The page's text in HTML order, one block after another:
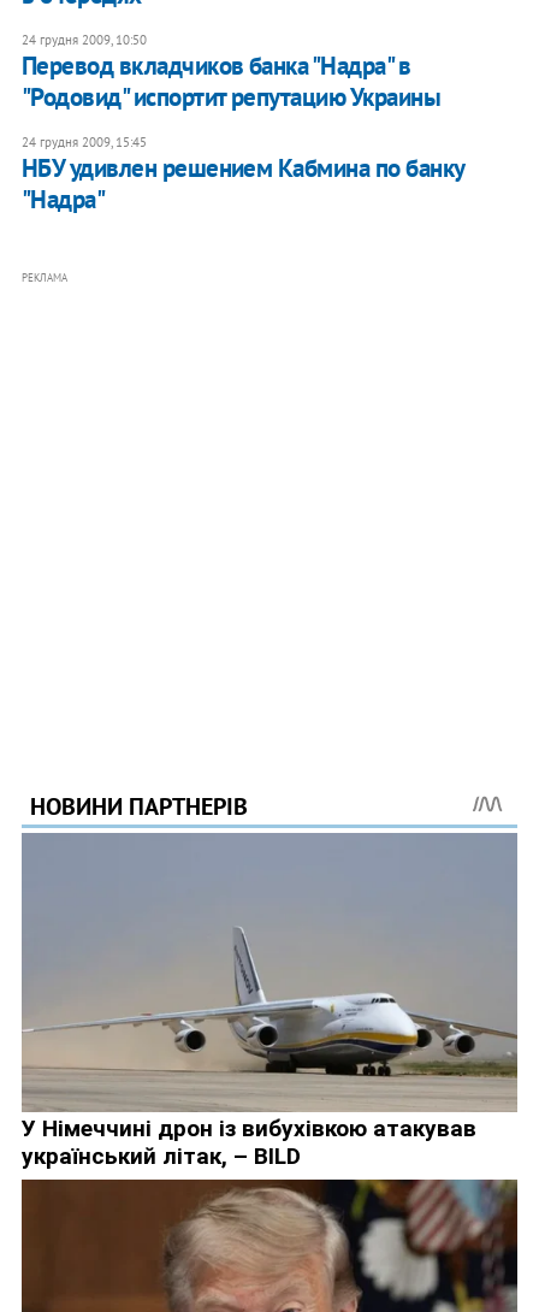
24 грудня 2009, 10:50
Перевод вкладчиков банка "Надра" в
"Родовид" испортит репутацию Украины
24 грудня 2009, 15:45
НБУ удивлен решением Кабмина по банку
"Надра"
РЕКЛАМА